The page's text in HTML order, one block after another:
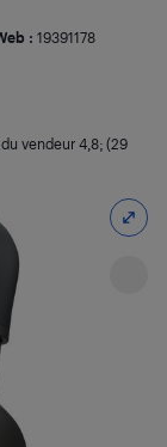
: 19391178
vendeur 4,8; (29